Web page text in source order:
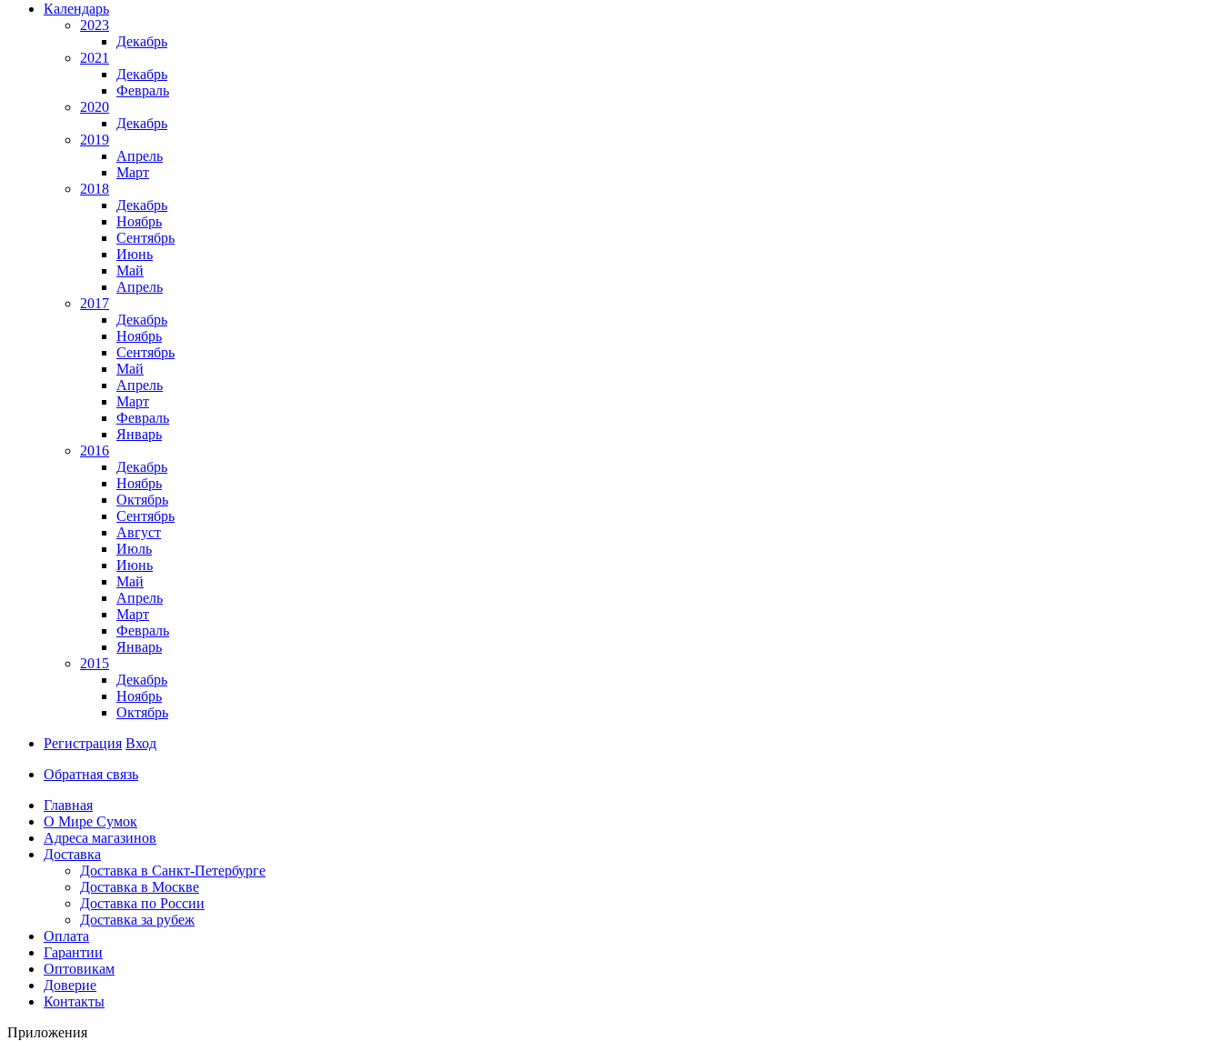
Календарь
2023
Декабрь
2021
Декабрь
Февраль
2020
Декабрь
2019
Апрель
Март
2018
Декабрь
Ноябрь
Сентябрь
Июнь
Май
Апрель
2017
Декабрь
Ноябрь
Сентябрь
Май
Апрель
Март
Февраль
Январь
2016
Декабрь
Ноябрь
Октябрь
Сентябрь
Август
Июль
Июнь
Май
Апрель
Март
Февраль
Январь
2015
Декабрь
Ноябрь
Октябрь
Регистрация Вход
Обратная связь
Главная
О Мире Сумок
Адреса магазинов
Доставка
Доставка в Санкт-Петербурге
Доставка в Москве
Доставка по России
Доставка за рубеж
Оплата
Гарантии
Оптовикам
Доверие
Контакты
Приложения